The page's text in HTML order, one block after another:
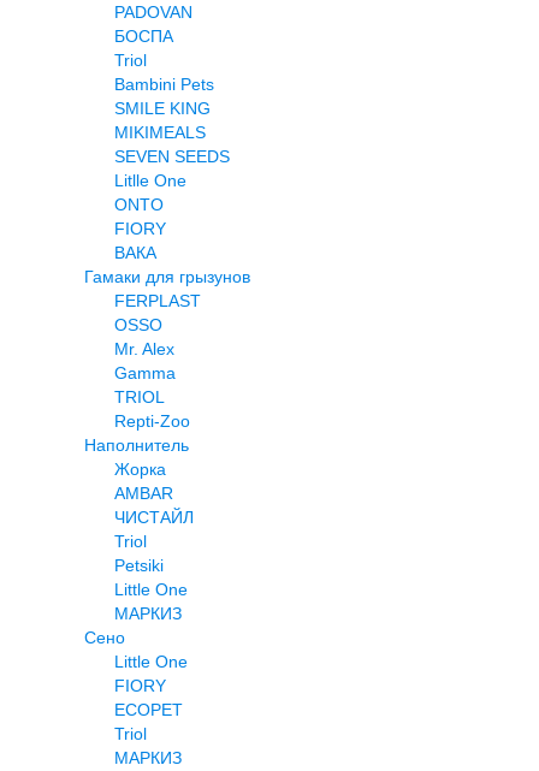
PADOVAN
БОСПА
Triol
Bambini Pets
SMILE KING
MIKIMEALS
SEVEN SEEDS
Litlle One
ONTO
FIORY
ВАКА
Гамаки для грызунов
FERPLAST
OSSO
Mr. Alex
Gamma
TRIOL
Repti-Zoo
Наполнитель
Жорка
AMBAR
ЧИСТАЙЛ
Triol
Petsiki
Little One
МАРКИЗ
Сено
Little One
FIORY
ECOPET
Triol
МАРКИЗ